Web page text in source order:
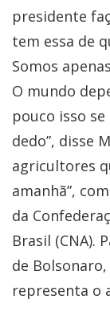
presidente
tem essa de
Somos
O mundo
pouco isso
dedo”, disse
agricultores
amanhã”,
da
Brasil (CNA).
de Bolsonaro,
representa o